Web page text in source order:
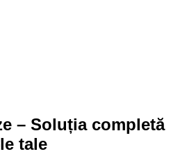
– Soluția completă
tale